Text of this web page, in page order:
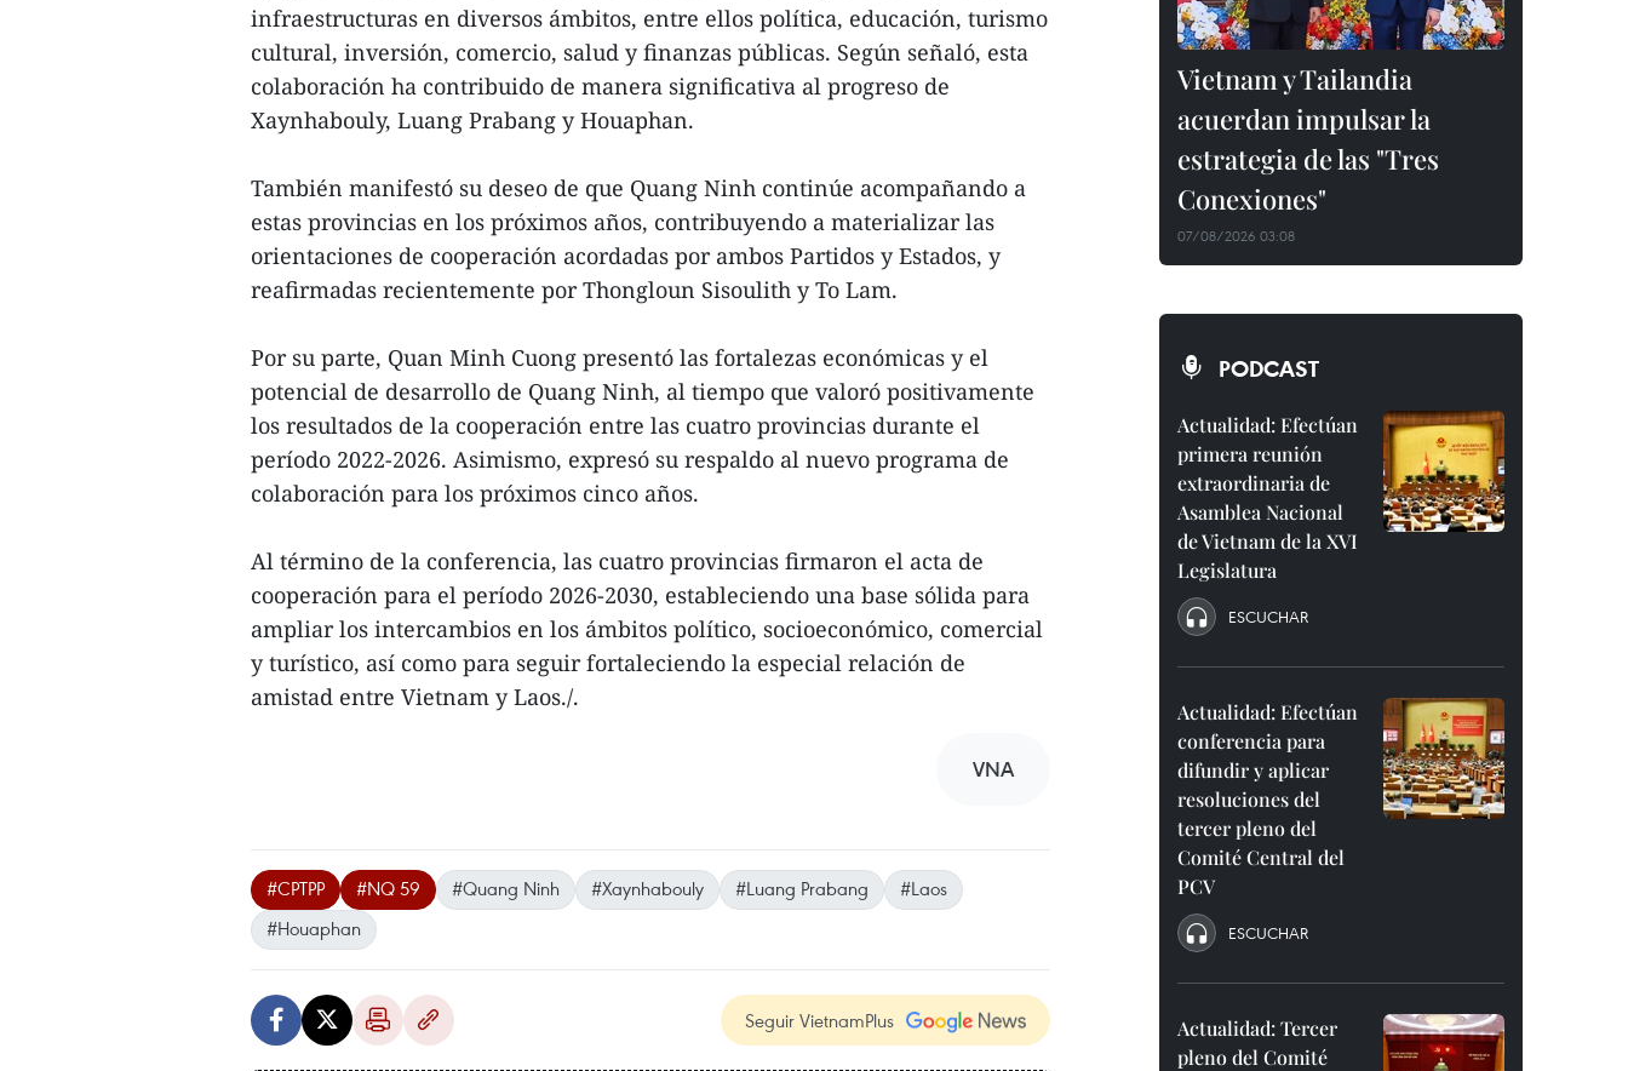
infraestructuras en diversos ámbitos, entre ellos política, educación, turismo
cultural, inversión, comercio, salud y finanzas públicas. Según señaló, esta
colaboración ha contribuido de manera significativa al progreso de
Xaynhabouly, Luang Prabang y Houaphan.
También manifestó su deseo de que Quang Ninh continúe acompañando a
estas provincias en los próximos años, contribuyendo a materializar las
orientaciones de cooperación acordadas por ambos Partidos y Estados, y
reafirmadas recientemente por Thongloun Sisoulith y To Lam.
Por su parte, Quan Minh Cuong presentó las fortalezas económicas y el
potencial de desarrollo de Quang Ninh, al tiempo que valoró positivamente
los resultados de la cooperación entre las cuatro provincias durante el
período 2022-2026. Asimismo, expresó su respaldo al nuevo programa de
colaboración para los próximos cinco años.
Al término de la conferencia, las cuatro provincias firmaron el acta de
cooperación para el período 2026-2030, estableciendo una base sólida para
ampliar los intercambios en los ámbitos político, socioeconómico, comercial
y turístico, así como para seguir fortaleciendo la especial relación de
amistad entre Vietnam y Laos./.
VNA
#CPTPP #NQ 59 #Quang Ninh #Xaynhabouly #Luang Prabang
#Laos
#Houaphan
Seguir VietnamPlus
Vietnam y Tailandia
acuerdan impulsar la
estrategia de las "Tres
Conexiones"
07/08/2026 03:08
PODCAST
Actualidad: Efectúan
primera reunión
extraordinaria de
Asamblea Nacional
de Vietnam de la XVI
Legislatura
ESCUCHAR
Actualidad: Efectúan
conferencia para
difundir y aplicar
resoluciones del
tercer pleno del
Comité Central del
PCV
ESCUCHAR
Actualidad: Tercer
pleno del Comité